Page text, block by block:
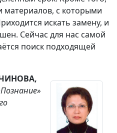
с которыми
искать замену, и
Сейчас для нас самой
поиск подходящей